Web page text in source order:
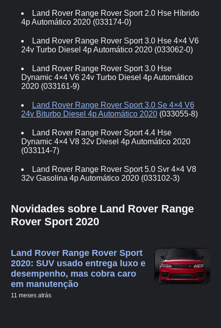
Land Rover Range Rover Sport 2.0 Hse Híbrido
4p Automático 2020 (033174-0)
Land Rover Range Rover Sport 3.0 Hse 4×4 V6
24v Turbo Diesel 4p Automático 2020 (033062-0)
Land Rover Range Rover Sport 3.0 Hse
Dynamic 4×4 V6 24v Turbo Diesel 4p Automático
2020 (033161-9)
Land Rover Range Rover Sport 3.0 Se 4×4 V6
24v Biturbo Diesel 4p Automático 2020(033055-8)
Land Rover Range Rover Sport 4.4 Hse
Dynamic 4×4 V8 32v Diesel 4p Automático 2020
(033114-7)
Land Rover Range Rover Sport 5.0 Svr 4×4 V8
32v Gasolina 4p Automático 2020 (033102-3)
Novidades sobre Land Rover Range
Rover Sport 2020
Land Rover Range Rover Sport
2020: SUV usado entrega luxo e
desempenho, mas cobra caro
em manutenção
11 meses atrás